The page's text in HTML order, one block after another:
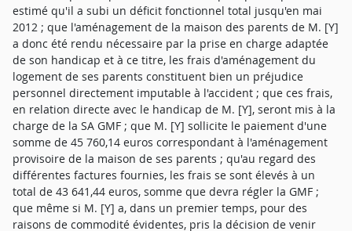
estimé qu'il a subi un déficit fonctionnel total jusqu'en mai
2012 ; que l'aménagement de la maison des parents de M. [Y]
a donc été rendu nécessaire par la prise en charge adaptée
de son handicap et à ce titre, les frais d'aménagement du
logement de ses parents constituent bien un préjudice
personnel directement imputable à l'accident ; que ces frais,
en relation directe avec le handicap de M. [Y], seront mis à la
charge de la SA GMF ; que M. [Y] sollicite le paiement d'une
somme de 45 760,14 euros correspondant à l'aménagement
provisoire de la maison de ses parents ; qu'au regard des
différentes factures fournies, les frais se sont élevés à un
total de 43 641,44 euros, somme que devra régler la GMF ;
que même si M. [Y] a, dans un premier temps, pour des
raisons de commodité évidentes, pris la décision de venir